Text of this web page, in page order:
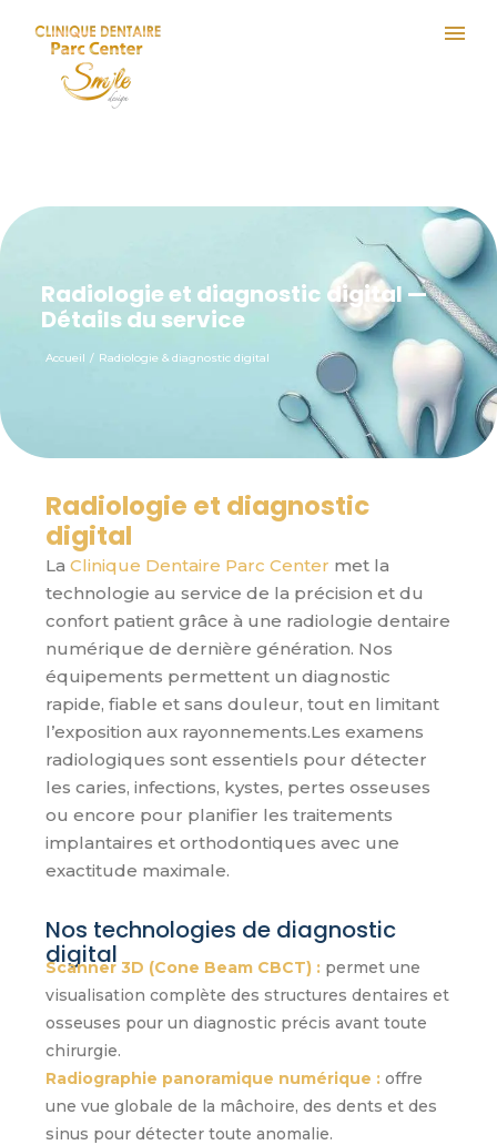
Radiologie et diagnostic digital —
Détails du service
Accueil / Radiologie & diagnostic digital
Radiologie et diagnostic
digital
La Clinique Dentaire Parc Center met la
technologie au service de la précision et du
confort patient grâce à une radiologie dentaire
numérique de dernière génération. Nos
équipements permettent un diagnostic
rapide, fiable et sans douleur, tout en limitant
l’exposition aux rayonnements.Les examens
radiologiques sont essentiels pour détecter
les caries, infections, kystes, pertes osseuses
ou encore pour planifier les traitements
implantaires et orthodontiques avec une
exactitude maximale.
Nos technologies de diagnostic
digital
Scanner 3D (Cone Beam CBCT) : permet une
visualisation complète des structures dentaires et
osseuses pour un diagnostic précis avant toute
chirurgie.
Radiographie panoramique numérique : offre
une vue globale de la mâchoire, des dents et des
sinus pour détecter toute anomalie.